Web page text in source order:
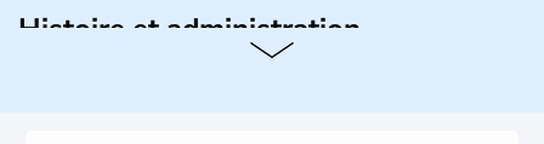
Histoire et administration